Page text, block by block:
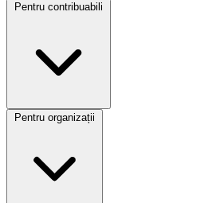
Pentru contribuabili
Pentru organizații